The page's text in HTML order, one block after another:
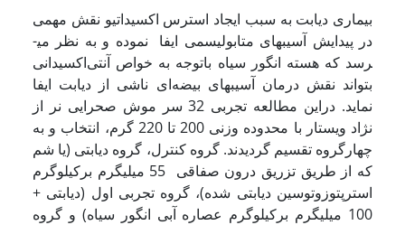
بیماری دیابت به سبب ایجاد استرس اکسیداتیو نقش مهمی
در پیدایش آسیب­های متابولیسمی ایفا نموده و به نظر می­
رسد که هسته انگور سیاه باتوجه به خواص آنتی‌اکسیدانی
بتواند نقش درمان آسیب­های بیضه‌ای ناشی از دیابت ایفا
نماید. دراین مطالعه تجربی 32 سر موش صحرایی نر از
نژاد ویستار با محدوده وزنی 200 تا 220 گرم، انتخاب و به
چهارگروه تقسیم گردیدند. گروه کنترل، گروه دیابتی (یا شم
که از طریق تزریق درون صفاقی 55 میلی­گرم برکیلوگرم
استرپتوزوتوسین دیابتی شده)، گروه تجربی اول (دیابتی +
100 میلی­گرم برکیلوگرم عصاره آبی انگور سیاه) و گروه